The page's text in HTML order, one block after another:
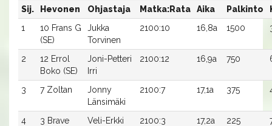
Sij. Hevonen Ohjastaja Matka:Rata Aika Palkinto
1
10 Frans G
(SE)
Jukka
Torvinen
2100:10 16,8a 1500
2
12 Errol
Boko (SE)
Joni-Petteri
Irri
2100:12 16,9a 750
3 7 Zoltan
Jonny
Länsimäki
2100:7 17,1a 375
4
3 Brave
Veli-Erkki
2100:3 17,2a 225